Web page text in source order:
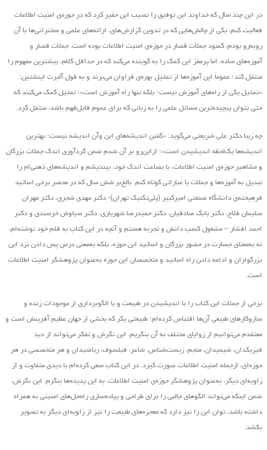
در این چند سال که خداوند این توفیق را نصیب این حقیر کرد که در حوزه‌ی امنیت اطلاعات
فعالیت کنم، یکی از چالش‌هایی که در تدوین گزارش‌های، ارائه‌های علمی و سخنرانی‌ها با آن
روبه‌رو بودم، کمبود جملات قصار در حوزه‌ی امنیت اطلاعات بوده است. جملات قصار و
آموزه‌های ساده، اما پرمغز این کمک را به گوینده‌ می‌کند که در حداقل کلام، بیشترین مفهوم را
منتقل کند؛ عموماً این آموزه‌ها از تمثیل بهره‌ی فراوان‌ می‌برند و به قول آلبرت اینشتین:
«تمثیل یکی از راه‌های آموزش نیست؛ بلکه تنها راه آموزش است»؛ تمثیل کمک می‌کنند که
حتی بتوان پیچیده‌ترین مسائل علمی را به زبانی که برای عموم قابل‌فهم باشد، منتقل کرد.
چه زیبا دکتر علی شریعتی ‌می‌گوید: «گفتن اندیشه‌های این ‌وآن اندیشه نیست؛ بهترین
اندیشه‌ها یک‌لحظه اندیشیدن است»؛ ازاین‌رو بر آن شدم ضمن گردآوری اندک جملات بزرگان
و مشاهیر حوزه‌ی امنیت اطلاعات، با بضاعت اندک خود، بیندیشم و اندیشه‌های ذهنی‌ام را
تبدیل به آموزه‌ها و جملات یا عباراتی کوتاه کنم. بالغ‌بر شش سال که در محضر برخی اساتید
فرهیخته‌ی دانشگاه صنعتی امیرکبیر (پلی‌تکنیک تهران)- دکتر مهدی شجری، دکتر مهران
سلیمان فلاح، دکتر بابک صادقیان، دکتر حمیدرضا شهریاری، دکتر سیاوش خرسندی و دکتر
احمد افشار – مشغول کسب دانش و تجربه هستم و آنچه در این کتاب به قلم خود نوشته‌ام،
نه به‌معنای جسارت در حضور بزرگان و اساتید این حوزه، بلکه به‌معنی درس پس دادن نزد این
بزرگواران و ادامه دادن راه اساتید و متخصصان این حوزه به‌عنوان پژوهشگر امنیت اطلاعات
است.
برخی از جملات این کتاب را با اندیشیدن در طبیعت و با الگوبرداری از موجودات زنده و
سازوکارهای طبیعی آن‌ها اقتباس کرده‌ام؛ طبیعتی بکر که بخشی از جهان عظیم آفرینش است و
معتقدم می‌توانیم از زوایای مختلف به آن بنگریم. این نگرش و تفکر می‌تواند از دید
فیزیکدان، شیمیدان، منجم، زیست‌شناس، شاعر، فیلسوف، ریاضیدان و هر متخصصی در هر
حوزه‌ای، ازجمله امنیت اطلاعات صورت گیرد. در این کتاب سعی کرده‌ام با دیدی متفاوت و از
زاویه‌ای دیگر، به‌عنوان پژوهشگر حوزه‌ی امنیت اطلاعات، به این پدیده‌ها بنگرم. این نگرش،
ضمن اینکه می‌تواند الگوهای جالبی را برای طراحی و پیاده‌سازی راه‌حل‌های امنیتی به همراه
داشته باشد، توان این را نیز دارد که معجزه‌های طبیعت را نیز از زاویه‌ای دیگر به تصویر
بکشد.